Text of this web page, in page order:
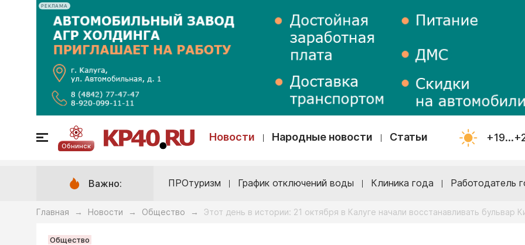
РЕКЛАМА
Обнинск
Новости Народные новости Статьи
Важно: ПРОтуризм График отключений воды Клиника года Работодатель
Главная → Новости → Общество → Этот день в истории: 21 октября в Калуге начали восстанавливать бульвар
Общество